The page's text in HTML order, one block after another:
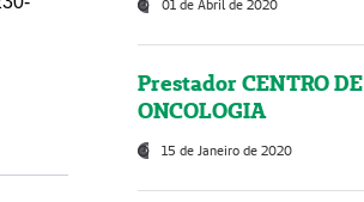
01 de Abril de 2020
Prestador CENTRO DE
ONCOLOGIA
15 de Janeiro de 2020